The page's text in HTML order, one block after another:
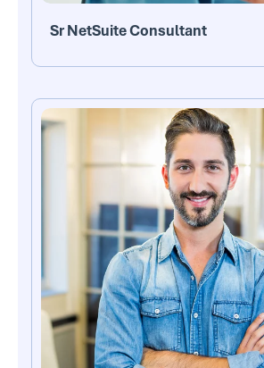
Sr NetSuite Consultant